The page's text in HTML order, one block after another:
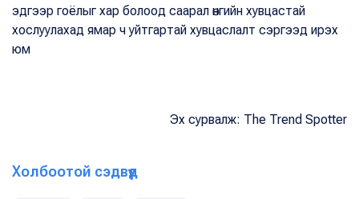
эдгээр гоёлыг хар болоод саарал өнгийн хувцастай
хослуулахад ямар ч уйтгартай хувцаслалт сэргээд ирэх
юм
Эх сурвалж: The Trend Spotter
Холбоотой сэдвүүд